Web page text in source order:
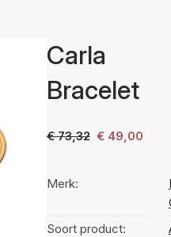
Carla
Bracelet
€ 73,32 € 49,00
Merk:
Soort product: